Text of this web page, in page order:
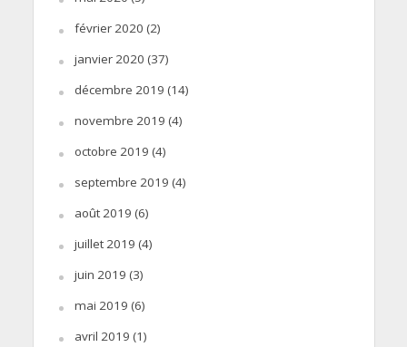
février 2020 (2)
janvier 2020 (37)
décembre 2019 (14)
novembre 2019 (4)
octobre 2019 (4)
septembre 2019 (4)
août 2019 (6)
juillet 2019 (4)
juin 2019 (3)
mai 2019 (6)
avril 2019 (1)